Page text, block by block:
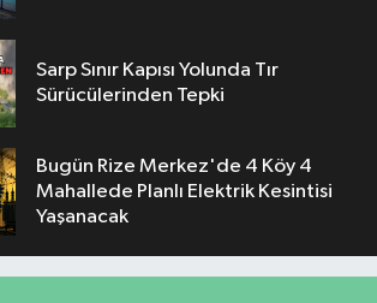
Sarp Sınır Kapısı Yolunda Tır
Sürücülerinden Tepki
Bugün Rize Merkez'de 4 Köy 4
Mahallede Planlı Elektrik Kesintisi
Yaşanacak